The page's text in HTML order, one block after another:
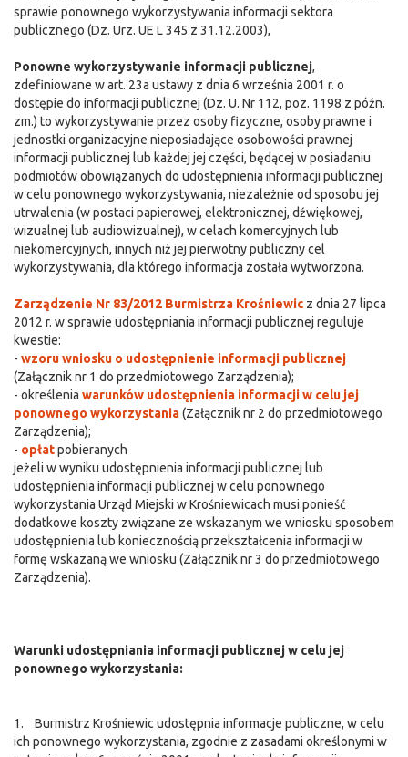
sprawie ponownego wykorzystywania informacji sektora
publicznego (Dz. Urz. UE L 345 z 31.12.2003),
Ponowne wykorzystywanie informacji publicznej,
zdefiniowane w art. 23a ustawy z dnia 6 września 2001 r. o
dostępie do informacji publicznej (Dz. U. Nr 112, poz. 1198 z późn.
zm.) to wykorzystywanie przez osoby fizyczne, osoby prawne i
jednostki organizacyjne nieposiadające osobowości prawnej
informacji publicznej lub każdej jej części, będącej w posiadaniu
podmiotów obowiązanych do udostępnienia informacji publicznej
w celu ponownego wykorzystywania, niezależnie od sposobu jej
utrwalenia (w postaci papierowej, elektronicznej, dźwiękowej,
wizualnej lub audiowizualnej), w celach komercyjnych lub
niekomercyjnych, innych niż jej pierwotny publiczny cel
wykorzystywania, dla którego informacja została wytworzona.
Zarządzenie Nr 83/2012 Burmistrza Krośniewic z dnia 27 lipca
2012 r. w sprawie udostępniania informacji publicznej reguluje
kwestie:
- wzoru wniosku o udostępnienie informacji publicznej
(Załącznik nr 1 do przedmiotowego Zarządzenia);
- określenia warunków udostępnienia informacji w celu jej
ponownego wykorzystania(Załącznik nr 2 do przedmiotowego
Zarządzenia);
- opłatpobieranych
jeżeli w wyniku udostępnienia informacji publicznej lub
udostępnienia informacji publicznej w celu ponownego
wykorzystania Urząd Miejski w Krośniewicach musi ponieść
dodatkowe koszty związane ze wskazanym we wniosku sposobem
udostępnienia lub koniecznością przekształcenia informacji w
formę wskazaną we wniosku (Załącznik nr 3 do przedmiotowego
Zarządzenia).
Warunki udostępniania informacji publicznej w celu jej
ponownego wykorzystania:
1. Burmistrz Krośniewic udostępnia informacje publiczne, w celu
ich ponownego wykorzystania, zgodnie z zasadami określonymi w